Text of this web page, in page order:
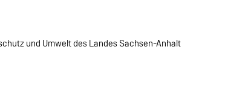
und Umwelt des Landes Sachsen-Anhalt